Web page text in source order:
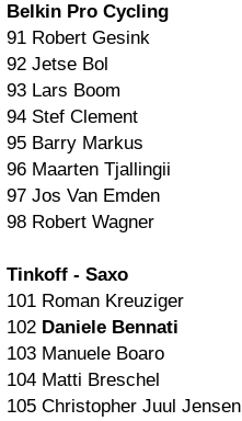
Belkin Pro Cycling
91 Robert Gesink
92 Jetse Bol
93 Lars Boom
94 Stef Clement
95 Barry Markus
96 Maarten Tjallingii
97 Jos Van Emden
98 Robert Wagner
Tinkoff - Saxo
101 Roman Kreuziger
102 Daniele Bennati
103 Manuele Boaro
104 Matti Breschel
105 Christopher Juul Jensen